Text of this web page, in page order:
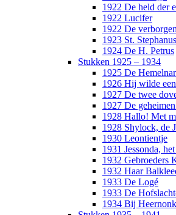
1922 De held der
1922 Lucifer
1922 De
1923 St. Stephanus
1924 De H. Petrus
Stukken 1925 – 1934
1925 De Hemelnar
1926 Hij wilde
1927 De twee
1927 De
1928 Hallo! Met
1928 Shylock, de
1930 Leontientje
1931 Jessonda,
1932 Gebroeders
1932 Haar
1933 De Logé
1933 De
1934 Bij